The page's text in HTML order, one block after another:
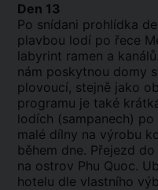
Den 13
Po snídani prohlídka
plavbou lodí po řece
labyrint ramen a
nám poskytnou domy
plovoucí, stejně jako
programu je také
lodích (sampanech)
malé dílny na výrobu
během dne. Přejezd
na ostrov Phu Quoc.
hotelu dle vlastního